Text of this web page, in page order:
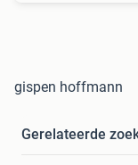
gispen hoffmann
Gerelateerde